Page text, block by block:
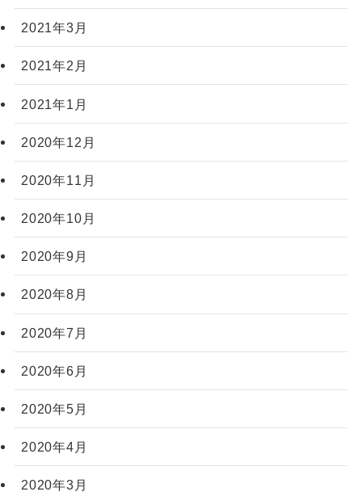
2021年3月
2021年2月
2021年1月
2020年12月
2020年11月
2020年10月
2020年9月
2020年8月
2020年7月
2020年6月
2020年5月
2020年4月
2020年3月